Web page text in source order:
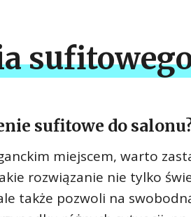
sufitowe do
miejscem, warto
rozwiązanie nie tylko
także pozwoli na